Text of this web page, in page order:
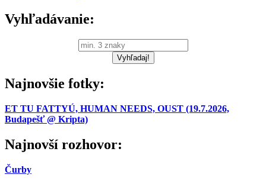
Vyhľadávanie:
Najnovšie fotky:
ET TU FATTYÚ, HUMAN NEEDS, OUST (19.7.2026,
Budapešť @ Kripta)
Najnovší rozhovor:
Čurby